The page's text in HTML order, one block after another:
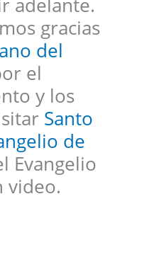
gracias
del
el
y los
Santo
de
Evangelio
video.